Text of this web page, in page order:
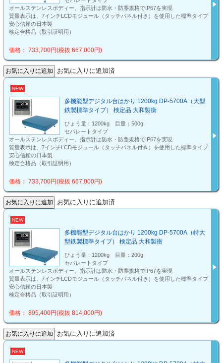
オールステンレスボディー、指示計は防水・防塵規格でIP67を実現
質量表示は、7インチLCDモジュール（タッチパネル付き）を使用した標準タイプ
安心信頼の日本製
検定合格品（取引証明用）
価格： 733,700円(税抜 667,000円)
お気に入りに追加済
NEW
多機能型デジタル台はかり 1200kg DP-5700A（大型
鉄製標準タイプ） 検定品 大和製衡
ひょう量：1200kg 目量：500g
セパレートタイプ
オールステンレスボディー、指示計は防水・防塵規格でIP67を実現
質量表示は、7インチLCDモジュール（タッチパネル付き）を使用した標準タイプ
安心信頼の日本製
検定合格品（取引証明用）
価格： 733,700円(税抜 667,000円)
お気に入りに追加済
NEW
多機能型デジタル台はかり 1200kg DP-5700A（特大
型鉄製標準タイプ） 検定品 大和製衡
ひょう量：1200kg 目量：200g
セパレートタイプ
オールステンレスボディー、指示計は防水・防塵規格でIP67を実現
質量表示は、7インチLCDモジュール（タッチパネル付き）を使用した標準タイプ
安心信頼の日本製
検定合格品（取引証明用）
価格： 895,400円(税抜 814,000円)
お気に入りに追加済
NEW